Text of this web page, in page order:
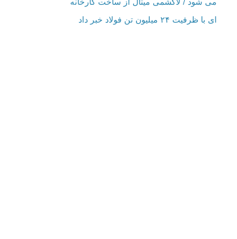
ای با ظرفیت ۲۴ میلیون تن فولاد خبر داد